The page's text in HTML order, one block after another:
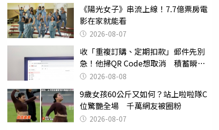
《陽光女子》串流上線！7.7億票房電
影在家就能看
2026-08-07
收「重複訂購、定期扣款」郵件先別
急！他掃QR Code想取消 積蓄瞬間
蒸發2026-08-08
9歲女孩60公斤又如何？站上啦啦隊C
位驚艷全場 千萬網友被圈粉
2026-08-07